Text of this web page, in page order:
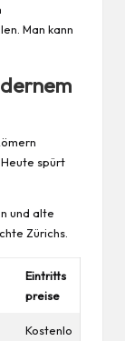
Man kann
spürt
und alte
Zürichs.
Eintritts
preise
Kostenlo